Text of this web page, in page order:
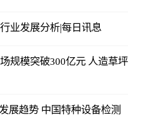
业发展分析|每日讯息
规模突破300亿元 人造草坪
展趋势 中国特种设备检测